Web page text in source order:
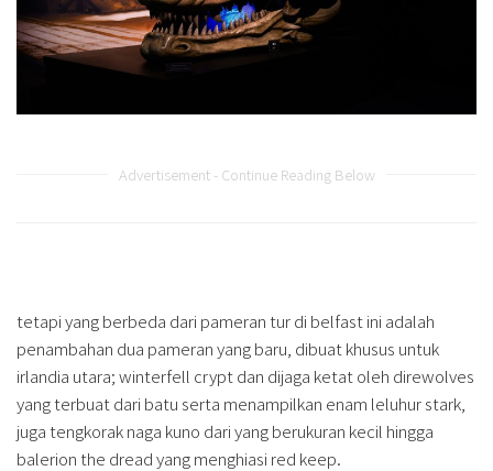
Advertisement - Continue Reading Below
tetapi yang berbeda dari pameran tur di belfast ini adalah
penambahan dua pameran yang baru, dibuat khusus untuk
irlandia utara; winterfell crypt dan dijaga ketat oleh direwolves
yang terbuat dari batu serta menampilkan enam leluhur stark,
juga tengkorak naga kuno dari yang berukuran kecil hingga
balerion the dread yang menghiasi red keep.